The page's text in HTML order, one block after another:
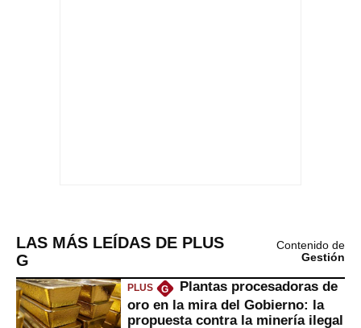
LAS MÁS LEÍDAS DE PLUS
G
Contenido de
Gestión
PLUS G
Plantas procesadoras de
oro en la mira del Gobierno: la
propuesta contra la minería ilegal